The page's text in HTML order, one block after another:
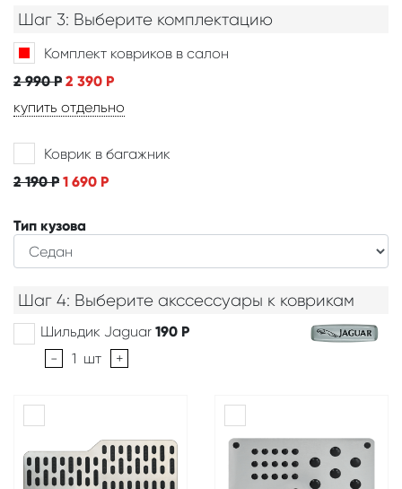
Шаг 3: Выберите комплектацию
Комплект ковриков в салон
2 990Р 2 390 Р
купить отдельно
Коврик в багажник
2 190Р 1 690 Р
Тип кузова
Шаг 4: Выберите акссессуары к коврикам
Шильдик Jaguar 190 Р
-
1 шт +